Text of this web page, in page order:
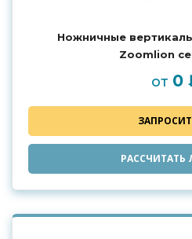
Ножничные
Zoomlion
от 0
РАССЧИТАТЬ